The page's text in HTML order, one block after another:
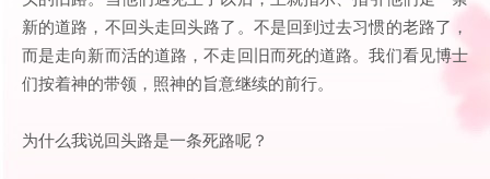
新的道路，不回头走回头路了。不是回到过去习惯的老路了，
而是走向新而活的道路，不走回旧而死的道路。我们看见博士
们按着神的带领，照神的旨意继续的前行。
为什么我说回头路是一条死路呢？